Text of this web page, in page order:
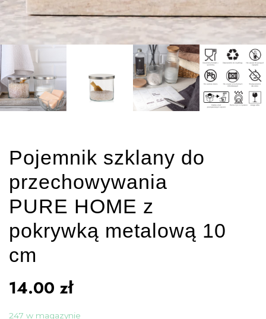
Pojemnik szklany do
przechowywania
PURE HOME z
pokrywką metalową 10
cm
14.00 zł
247 w magazynie